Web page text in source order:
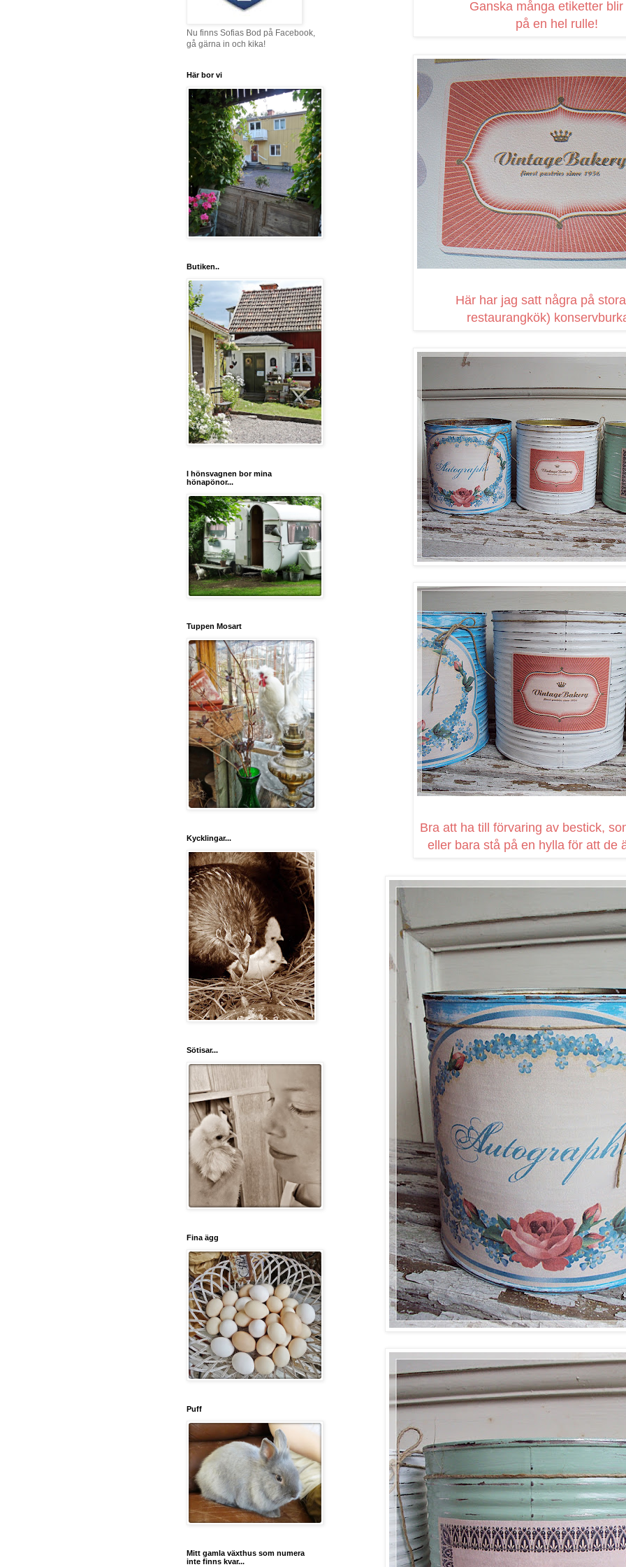
Ganska många etiketter blir
på en hel rulle!
Här har jag satt några på
restaurangkök)
Bra att ha till förvaring av bestick,
eller bara stå på en hylla för att de
Nu finns Sofias Bod på Facebook,
gå gärna in och kika!
Här bor vi
Butiken..
I hönsvagnen bor mina
hönapönor...
Tuppen Mosart
Kycklingar...
Sötisar...
Fina ägg
Puff
Mitt gamla växthus som numera
inte finns kvar...